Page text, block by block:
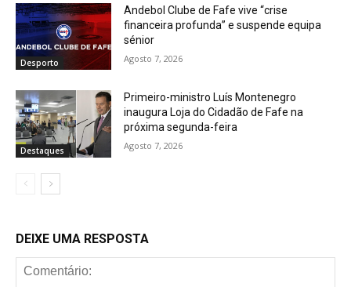
Desporto
Andebol Clube de Fafe vive “crise
financeira profunda” e suspende equipa
sénior
Agosto 7, 2026
Destaques
Primeiro-ministro Luís Montenegro
inaugura Loja do Cidadão de Fafe na
próxima segunda-feira
Agosto 7, 2026
DEIXE UMA RESPOSTA